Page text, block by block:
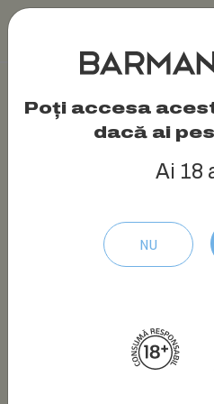
Poți accesa
dacă ai
Ai 18
NU